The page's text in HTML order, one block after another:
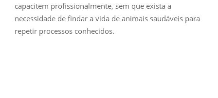
capacitem profissionalmente, sem que exista a
necessidade de findar a vida de animais saudáveis para
repetir processos conhecidos.